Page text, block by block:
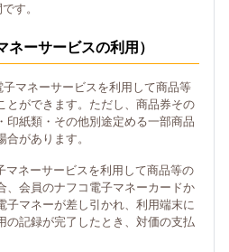
す。
ーサービスの利用）
マネーサービスを利用して商品等
とができます。ただし、商品券その
印紙類・その他別途定める一部商品
があります。
マネーサービスを利用して商品等の
、会員のナフコ電子マネーカードか
子マネーが差し引かれ、利用端末に
の記録が完了したとき、対価の支払